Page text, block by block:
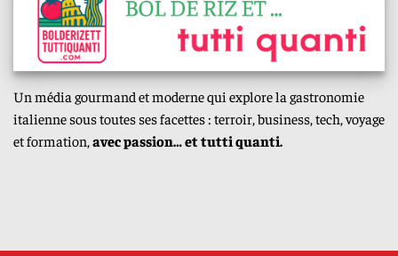
Un média gourmand et moderne qui explore la gastronomie
italienne sous toutes ses facettes : terroir, business, tech, voyage
et formation, avec passion… et tutti quanti.